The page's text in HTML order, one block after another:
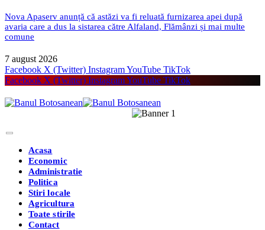
Nova Apaserv anunță că astăzi va fi reluată furnizarea apei după
avaria care a dus la sistarea către Alfaland, Flămânzi și mai multe
comune
7 august 2026
Facebook X (Twitter) InstagramYouTube TikTok
Facebook X (Twitter) InstagramYouTube TikTok
Acasa
Economic
Administratie
Politica
Stiri locale
Agricultura
Toate stirile
Contact